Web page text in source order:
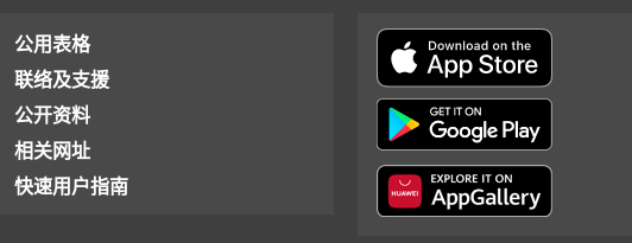
公用表格
联络及支援
公开资料
相关网址
快速用户指南